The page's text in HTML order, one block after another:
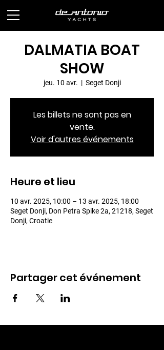
DALMATIA BOAT
SHOW
jeu. 10 avr.
  |
Seget Donji
Les billets ne sont pas en
vente.
Voir d'autres événements
Heure et lieu
10 avr. 2025, 10:00 – 13 avr. 2025, 18:00
Seget Donji, Don Petra Spike 2a, 21218, Seget
Donji, Croatie
Partager cet événement